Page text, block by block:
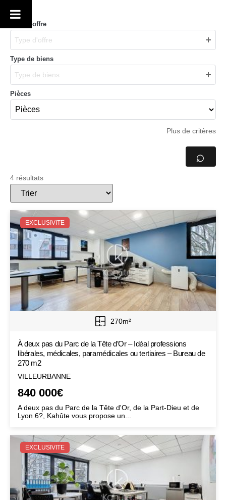
Type d'offre
Type d'offre
Type de biens
Type de biens
Pièces
Plus de critères
⌕
4 résultats
EXCLUSIVITE
270m²
À deux pas du Parc de la Tête d’Or – Idéal professions
libérales, médicales, paramédicales ou tertiaires – Bureau de
270 m2
VILLEURBANNE
840 000€
A deux pas du Parc de la Tête d'Or, de la Part-Dieu et de
Lyon 6?, Kahûte vous propose un...
EXCLUSIVITE